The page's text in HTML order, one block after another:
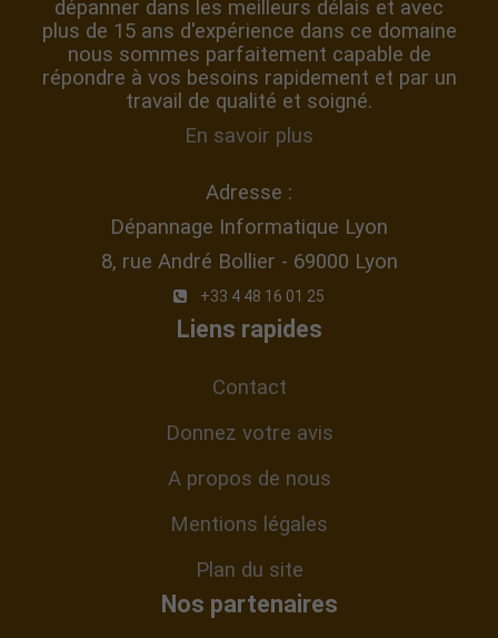
Depuis 2009 notre atelier de dépannage
Informatique est spécialisé pour la réparation
des ordinateurs pour particuliers et
professionnels. Notre devise est de vous
dépanner dans les meilleurs délais et avec
plus de 15 ans d'expérience dans ce domaine
nous sommes parfaitement capable de
répondre à vos besoins rapidement et par un
travail de qualité et soigné.
En savoir plus
Adresse :
Dépannage Informatique Lyon
+33 4 48 16 01 25
Liens rapides
Contact
Donnez votre avis
A propos de nous
Mentions légales